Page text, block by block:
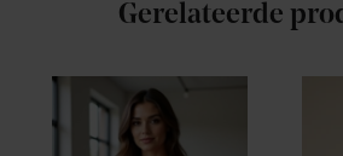
Gerelateerde